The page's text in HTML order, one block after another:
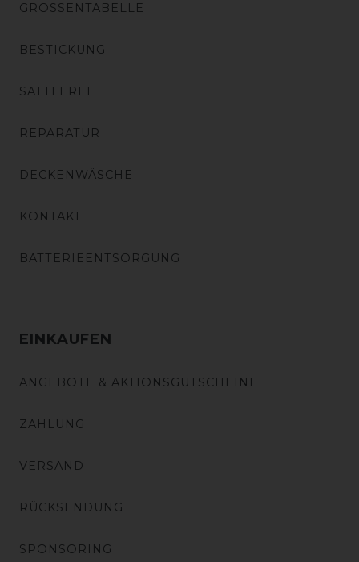
GRÖSSENTABELLE
BESTICKUNG
SATTLEREI
REPARATUR
DECKENWÄSCHE
KONTAKT
BATTERIEENTSORGUNG
EINKAUFEN
ANGEBOTE & AKTIONSGUTSCHEINE
ZAHLUNG
VERSAND
RÜCKSENDUNG
SPONSORING